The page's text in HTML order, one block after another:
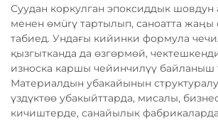
Суудан коркулган эпоксиддык
менен өмürү тартылып, саноатта жаңы
табиед. Ундағы кийинки формула
қызгытканда да өзгөрмөй,
износка каршы чейинчилүү байланыш
Материалдын убакайынын
үздүктөө убакыйттарда, мисалы,
кичиштерде, санайылык